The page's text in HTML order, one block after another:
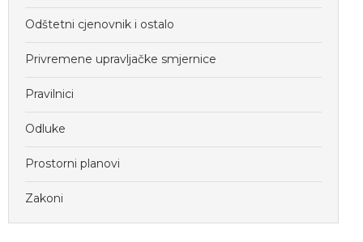
Odštetni cjenovnik i ostalo
Privremene upravljačke smjernice
Pravilnici
Odluke
Prostorni planovi
Zakoni